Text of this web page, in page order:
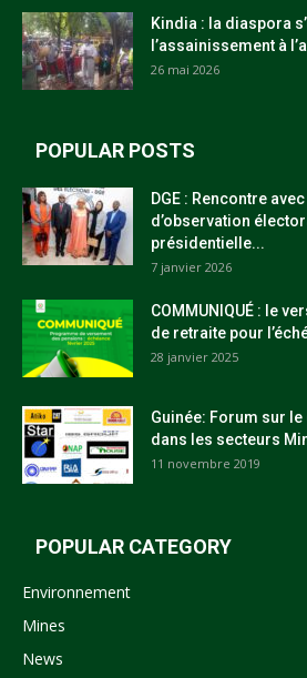
Kindia : la diaspora
l’assainissement à
26 mai 2026
POPULAR POSTS
DGE : Rencontre
d’observation
présidentielle...
7 janvier 2026
COMMUNIQUÉ : le
de retraite pour
28 janvier 2025
Guinée: Forum sur
dans les secteurs
11 novembre 2019
POPULAR CATEGORY
Environnement
Mines
News